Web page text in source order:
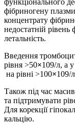
функціонального
фібриногену
концентрату
недостатній рівень
летальність.
Введення
рівня >50×109/л, а
на рівні >100×109/
Також під час
та підтримувати
Для корекції
кальцію.